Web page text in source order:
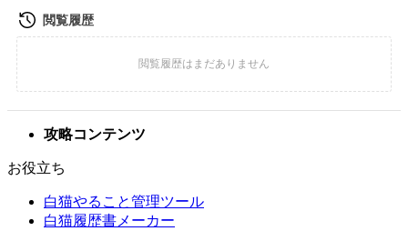
攻略コンテンツ
お役立ち
白猫やること管理ツール
白猫履歴書メーカー